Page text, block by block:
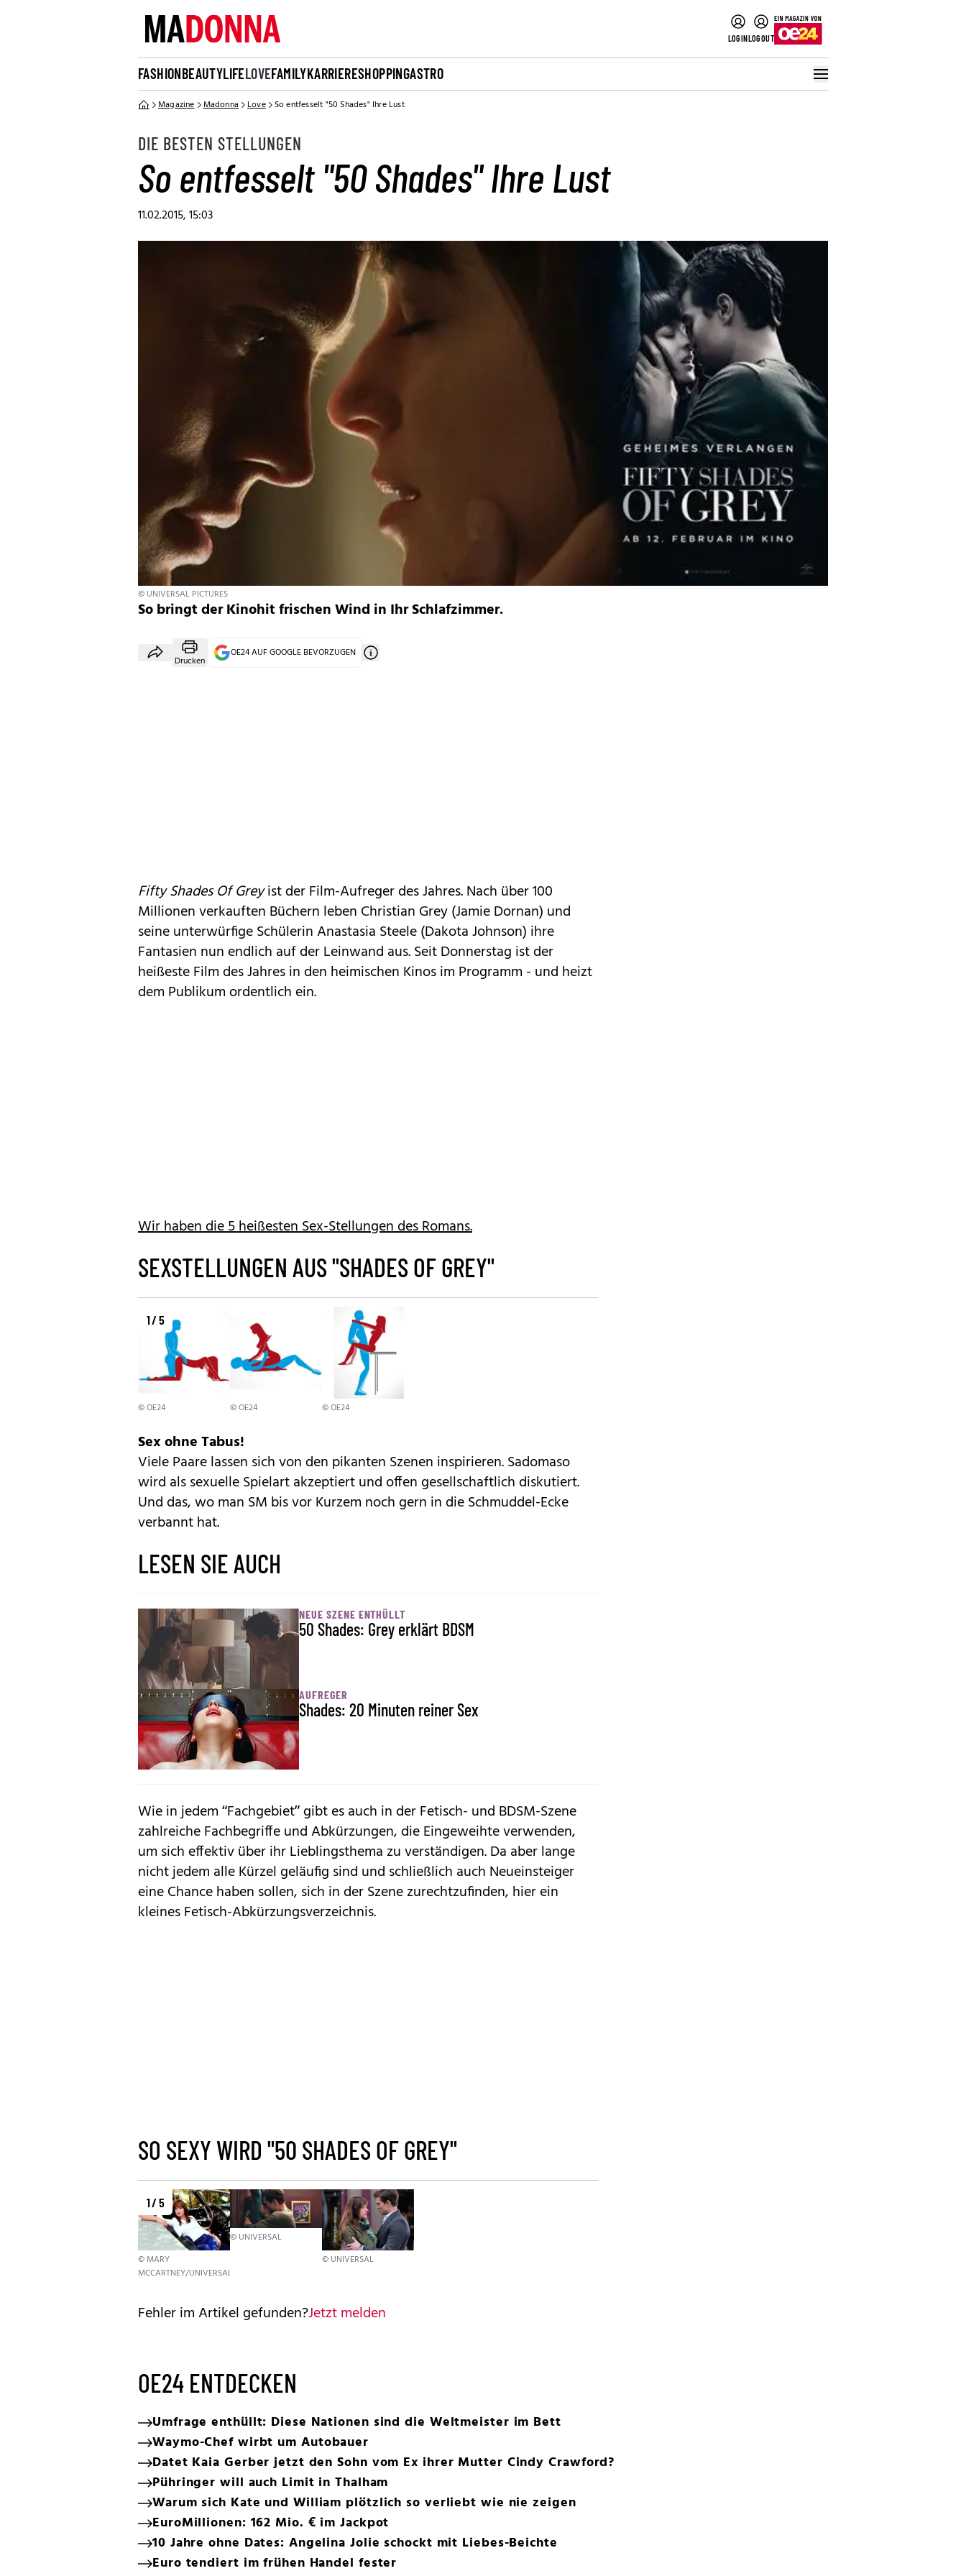
LOGINLOGOUT
FASHIONBEAUTYLIFELOVEFAMILYKARRIERESHOPPINGASTRO
Magazine Madonna Love So entfesselt "50 Shades" Ihre Lust
DIE BESTEN STELLUNGEN
So entfesselt "50 Shades" Ihre Lust
11.02.2015, 15:03
© UNIVERSAL PICTURES
So bringt der Kinohit frischen Wind in Ihr Schlafzimmer.
Drucken
OE24 AUF GOOGLE BEVORZUGEN
Fifty Shades Of Greyist der Film-Aufreger des Jahres. Nach über 100
Millionen verkauften Büchern leben Christian Grey (Jamie Dornan) und
seine unterwürfige Schülerin Anastasia Steele (Dakota Johnson) ihre
Fantasien nun endlich auf der Leinwand aus. Seit Donnerstag ist der
heißeste Film des Jahres in den heimischen Kinos im Programm - und heizt
dem Publikum ordentlich ein.
Wir haben die 5 heißesten Sex-Stellungen des Romans.
SEXSTELLUNGEN AUS "SHADES OF GREY"
1 / 5
© OE24 © OE24 © OE24
Sex ohne Tabus!
Viele Paare lassen sich von den pikanten Szenen inspirieren. Sadomaso
wird als sexuelle Spielart akzeptiert und offen gesellschaftlich diskutiert.
Und das, wo man SM bis vor Kurzem noch gern in die Schmuddel-Ecke
verbannt hat.
LESEN SIE AUCH
NEUE SZENE ENTHÜLLT
50 Shades: Grey erklärt BDSM
AUFREGER
Shades: 20 Minuten reiner Sex
Wie in jedem “Fachgebiet” gibt es auch in der Fetisch- und BDSM-Szene
zahlreiche Fachbegriffe und Abkürzungen, die Eingeweihte verwenden,
um sich effektiv über ihr Lieblingsthema zu verständigen. Da aber lange
nicht jedem alle Kürzel geläufig sind und schließlich auch Neueinsteiger
eine Chance haben sollen, sich in der Szene zurechtzufinden, hier ein
kleines Fetisch-Abkürzungsverzeichnis.
SO SEXY WIRD "50 SHADES OF GREY"
1 / 5
© MARY
MCCARTNEY/UNIVERSAL
© UNIVERSAL
© UNIVERSAL
Fehler im Artikel gefunden?Jetzt melden
OE24 ENTDECKEN
Umfrage enthüllt: Diese Nationen sind die Weltmeister im Bett
Waymo-Chef wirbt um Autobauer
Datet Kaia Gerber jetzt den Sohn vom Ex ihrer Mutter Cindy Crawford?
Pühringer will auch Limit in Thalham
Warum sich Kate und William plötzlich so verliebt wie nie zeigen
EuroMillionen: 162 Mio. € im Jackpot
10 Jahre ohne Dates: Angelina Jolie schockt mit Liebes-Beichte
Euro tendiert im frühen Handel fester